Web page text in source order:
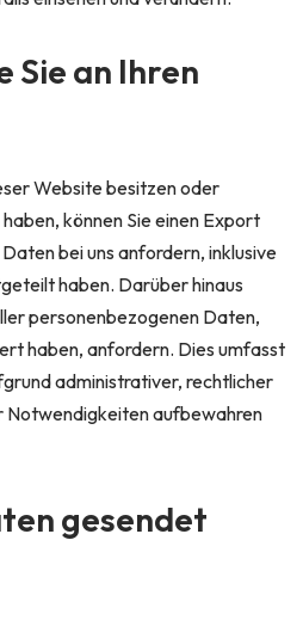
Sie an Ihren
Website besitzen oder
können Sie einen Export
bei uns anfordern, inklusive
haben. Darüber hinaus
personenbezogenen Daten,
haben, anfordern. Dies umfasst
administrativer, rechtlicher
aufbewahren
gesendet